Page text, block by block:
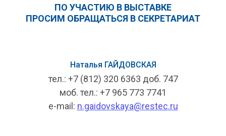
ПО УЧАСТИЮ В ВЫСТАВКЕ
ПРОСИМ ОБРАЩАТЬСЯ В СЕКРЕТАРИАТ
Наталья ГАЙДОВСКАЯ
тел.: +7 (812) 320 6363 доб. 747
моб. тел.: +7 965 773 7741
e-mail: n.gaidovskaya@restec.ru